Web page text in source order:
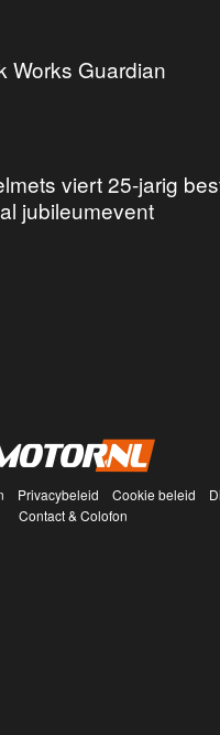
Works Guardian
viert 25-jarig
jubileumevent
Privacybeleid Cookie beleid
Contact & Colofon